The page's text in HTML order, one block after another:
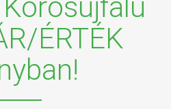
ÉRTÉK